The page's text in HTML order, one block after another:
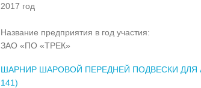
2017 год
Название предприятия в год участия:
ЗАО «ПО «ТРЕК»
ШАРНИР ШАРОВОЙ ПЕРЕДНЕЙ ПОДВЕСКИ ДЛЯ
141)